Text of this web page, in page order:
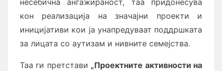
несебична ангажираност, таа придонесува
кон реализација на значајни проекти и
иницијативи кои ја унапредуваат поддршката
за лицата со аутизам и нивните семејства.
Таа ги претстави „Проектните активности на